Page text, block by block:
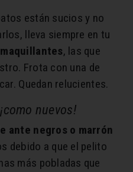
están sucios y no
lleva siempre en tu
, las que
Frota con una de
Quedan relucientes.
nuevos!
ante negros o marrón
debido a que el pelito
más pobladas que